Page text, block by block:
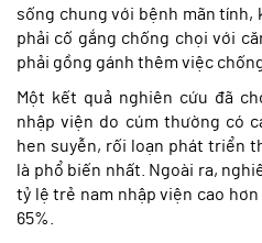
sống chung với bệnh mãn tính,
phải cố gắng chống chọi với
phải gồng gánh thêm việc
Một kết quả nghiên cứu đã
nhập viện do cúm thường có
hen suyễn, rối loạn phát triển
là phổ biến nhất. Ngoài ra,
tỷ lệ trẻ nam nhập viện cao
65%.